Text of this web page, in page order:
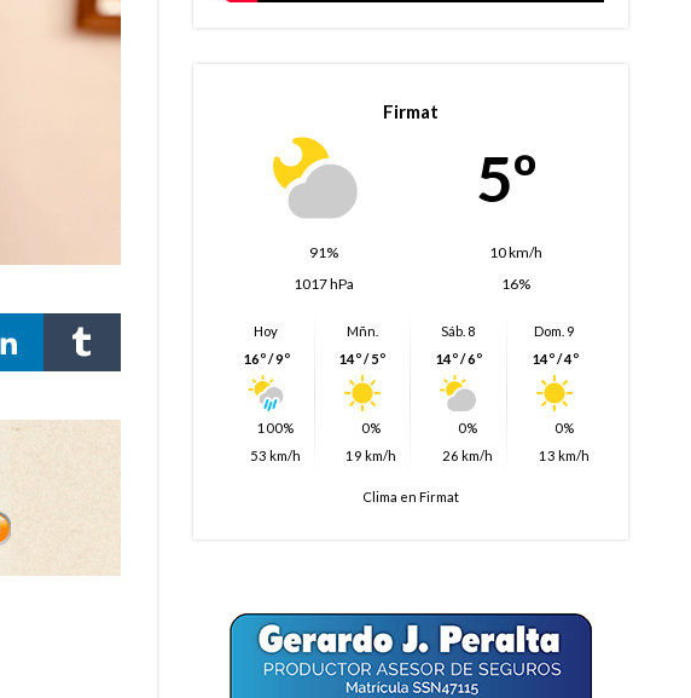
Firmat
5º
91%
10 km/h
1017 hPa
16%
Hoy
16º / 9º
100%
53 km/h
Mñn.
14º / 5º
0%
19 km/h
Sáb. 8
14º / 6º
0%
26 km/h
Dom. 9
14º / 4º
0%
13 km/h
Clima en Firmat